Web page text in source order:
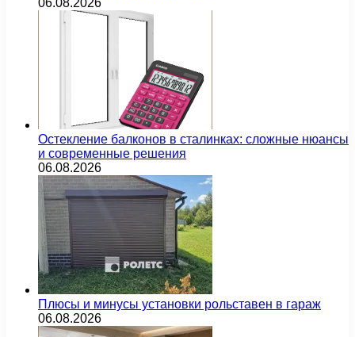
06.08.2026
Остекление балконов в сталинках: сложные нюансы
и современные решения
06.08.2026
Плюсы и минусы установки рольставен в гараж
06.08.2026